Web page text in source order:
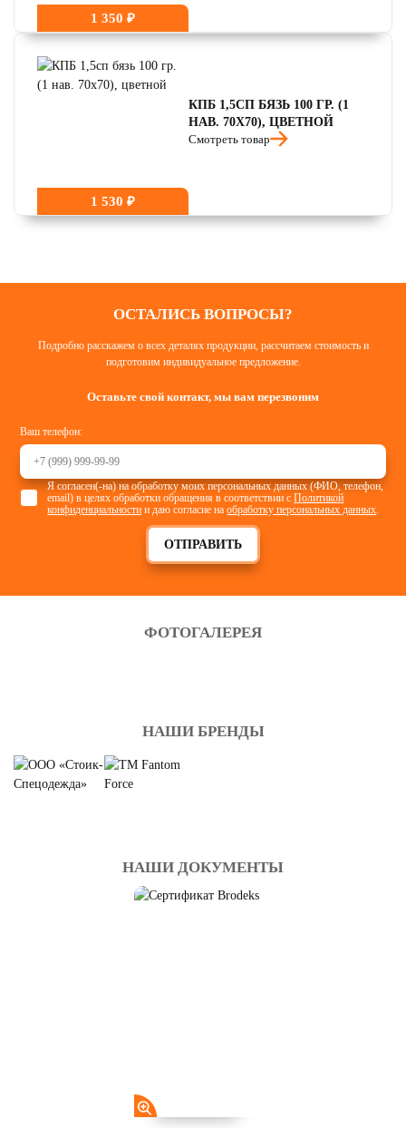
1 350 ₽
1 530 ₽
КПБ 1,5СП БЯЗЬ 100 ГР. (1
НАВ. 70Х70), ЦВЕТНОЙ
Смотреть товар
ОСТАЛИСЬ ВОПРОСЫ?
Подробно расскажем о всех деталях продукции, рассчитаем стоимость и
подготовим индивидуальное предложение.
Оставьте свой контакт, мы вам перезвоним
Ваш телефон:
ОТПРАВИТЬ
Я согласен(-на) на обработку моих персональных данных (ФИО, телефон,
email) в целях обработки обращения в соответствии сПолитикой
конфиденциальности и даю согласие наобработку персональных данных
ФОТОГАЛЕРЕЯ
НАШИ БРЕНДЫ
НАШИ ДОКУМЕНТЫ